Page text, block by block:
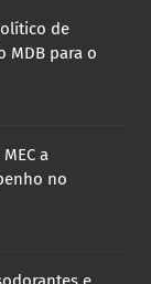
de
MDB para o
a
no